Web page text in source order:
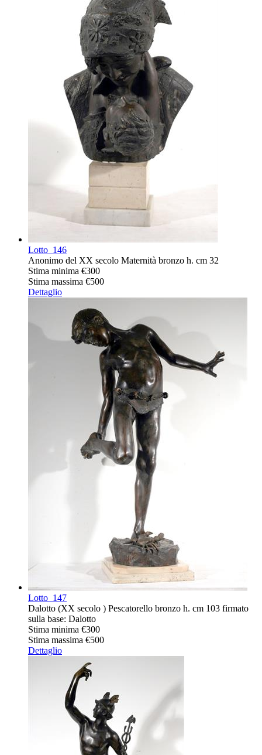
Lotto 146
Anonimo del XX secolo Maternità bronzo h. cm 32
Stima minima €300
Stima massima €500
Dettaglio
Lotto 147
Dalotto (XX secolo ) Pescatorello bronzo h. cm 103 firmato
sulla base: Dalotto
Stima minima €300
Stima massima €500
Dettaglio